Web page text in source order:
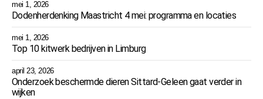
mei 1, 2026
Dodenherdenking Maastricht 4 mei: programma en locaties
mei 1, 2026
Top 10 kitwerk bedrijven in Limburg
april 23, 2026
Onderzoek beschermde dieren Sittard-Geleen gaat verder in
wijken